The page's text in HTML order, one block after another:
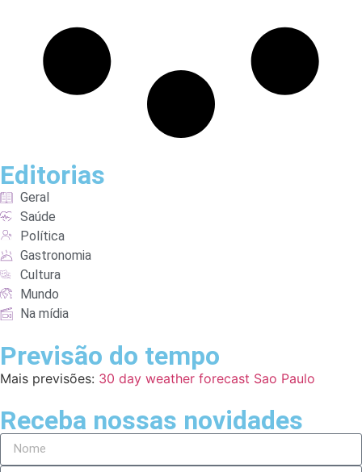
Editorias
Geral
Saúde
Política
Gastronomia
Cultura
Mundo
Na mídia
Previsão do tempo
Mais previsões: 30 day weather forecast Sao Paulo
Receba nossas novidades